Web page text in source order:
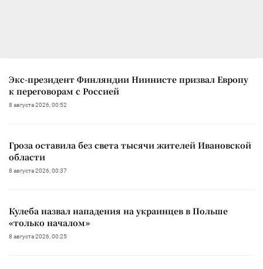
Экс-президент Финляндии Ниинисте призвал Европу
к переговорам с Россией
8 августа 2026, 00:52
Гроза оставила без света тысячи жителей Ивановской
области
8 августа 2026, 00:37
Кулеба назвал нападения на украинцев в Польше
«только началом»
8 августа 2026, 00:25